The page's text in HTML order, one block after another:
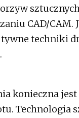
CAD/CAM.
techniki
konieczna
Technologia